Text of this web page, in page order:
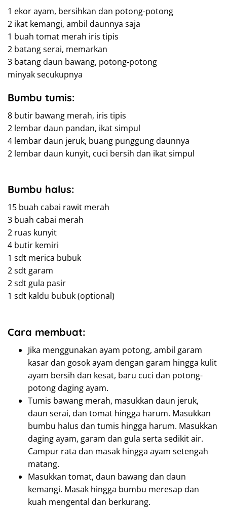
1 ekor ayam, bersihkan dan potong-potong
2 ikat kemangi, ambil daunnya saja
1 buah tomat merah iris tipis
2 batang serai, memarkan
3 batang daun bawang, potong-potong
minyak secukupnya
Bumbu tumis:
8 butir bawang merah, iris tipis
2 lembar daun pandan, ikat simpul
4 lembar daun jeruk, buang punggung daunnya
2 lembar daun kunyit, cuci bersih dan ikat simpul
Bumbu halus:
15 buah cabai rawit merah
3 buah cabai merah
2 ruas kunyit
4 butir kemiri
1 sdt merica bubuk
2 sdt garam
2 sdt gula pasir
1 sdt kaldu bubuk (optional)
Cara membuat:
Jika menggunakan ayam potong, ambil garam
kasar dan gosok ayam dengan garam hingga kulit
ayam bersih dan kesat, baru cuci dan potong-
potong daging ayam.
Tumis bawang merah, masukkan daun jeruk,
daun serai, dan tomat hingga harum. Masukkan
bumbu halus dan tumis hingga harum. Masukkan
daging ayam, garam dan gula serta sedikit air.
Campur rata dan masak hingga ayam setengah
matang.
Masukkan tomat, daun bawang dan daun
kemangi. Masak hingga bumbu meresap dan
kuah mengental dan berkurang.